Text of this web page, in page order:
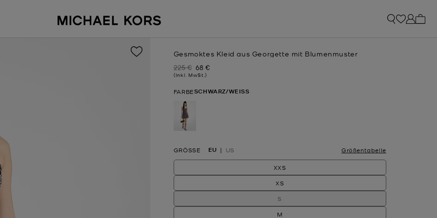
Gesmoktes Kleid aus Georgette mit Blumenmuster
Zuvor
225 € Jetzt
68 €
(Inkl. MwSt.)
FARBESCHWARZ/WEISS
GRÖSSE EU US Größentabelle
XXS
XS
S
M